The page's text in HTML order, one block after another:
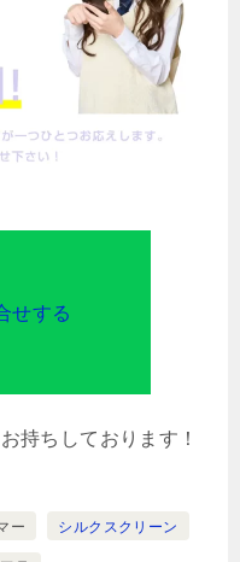
せする
持ちしております！
ー
シルクスクリーン